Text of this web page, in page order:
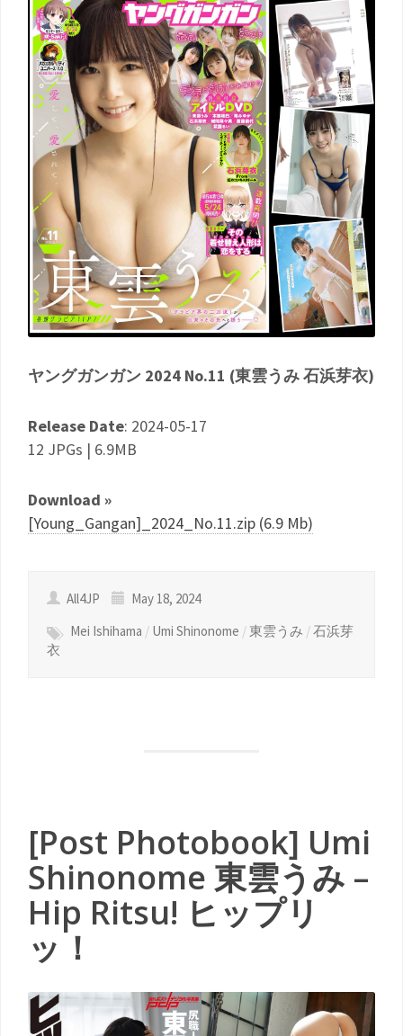
ヤングガンガン 2024 No.11 (東雲うみ 石浜芽衣)
Release Date: 2024-05-17
12 JPGs | 6.9MB
Download »
[Young_Gangan]_2024_No.11.zip (6.9 Mb)
All4JP
May 18, 2024
Mei Ishihama / Umi Shinonome /東雲うみ /石浜芽
衣
[Post Photobook] Umi
Shinonome 東雲うみ –
Hip Ritsu! ヒップリ
ッ！